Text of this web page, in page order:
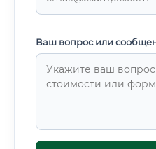
Ваш вопрос или